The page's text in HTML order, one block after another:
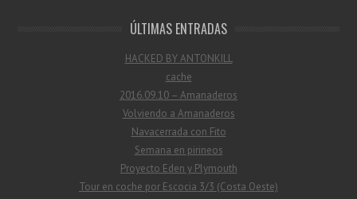
ÚLTIMAS ENTRADAS
HACKED BY ANTONKILL
cache
2016.09.10 – Amanaderos
Volviendo a Amanaderos
Navacerrada con Fito
Semana en pirineos
Proyecto Eden y Plymouth
Tour en coche por Escocia 3/3 (Costa Oeste)